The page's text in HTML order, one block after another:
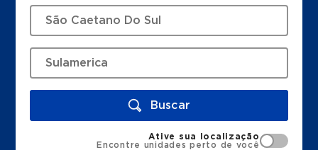
Buscar
Ative sua localização
Encontre unidades perto de você